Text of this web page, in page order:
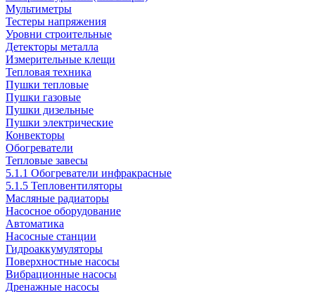
Мультиметры
Тестеры напряжения
Уровни строительные
Детекторы металла
Измерительные клещи
Тепловая техника
Пушки тепловые
Пушки газовые
Пушки дизельные
Пушки электрические
Конвекторы
Обогреватели
Тепловые завесы
5.1.1 Обогреватели инфракрасные
5.1.5 Тепловентиляторы
Масляные радиаторы
Насосное оборудование
Автоматика
Насосные станции
Гидроаккумуляторы
Поверхностные насосы
Вибрационные насосы
Дренажные насосы